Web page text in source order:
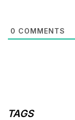
0 COMMENTS
TAGS